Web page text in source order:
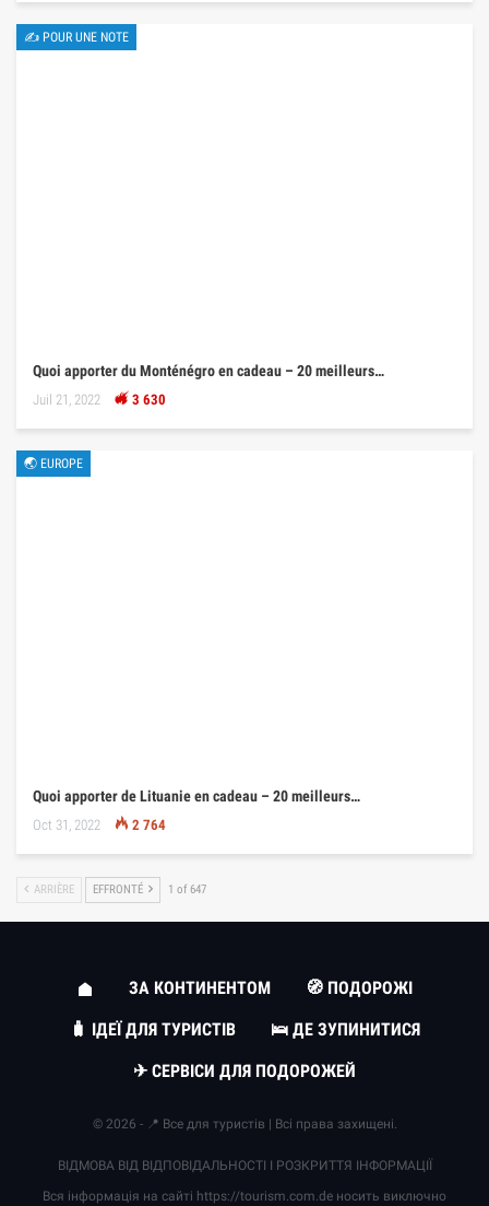
✍ POUR UNE NOTE
Quoi apporter du Monténégro en cadeau – 20 meilleurs…
Juil 21, 2022 3 630
🌏 EUROPE
Quoi apporter de Lituanie en cadeau – 20 meilleurs…
Oct 31, 2022 2 764
ARRIÈRE EFFRONTÉ 1 of 647
ЗА КОНТИНЕНТОМ
🧭 ПОДОРОЖІ
🧳 ІДЕЇ ДЛЯ ТУРИСТІВ
🛌 ДЕ ЗУПИНИТИСЯ
✈ СЕРВІСИ ДЛЯ ПОДОРОЖЕЙ
© 2026 - 📍 Все для туристів | Всі права захищені.
ВІДМОВА ВІД ВІДПОВІДАЛЬНОСТІ І РОЗКРИТТЯ ІНФОРМАЦІЇ
Вся інформація на сайті https://tourism.com.de носить виключно